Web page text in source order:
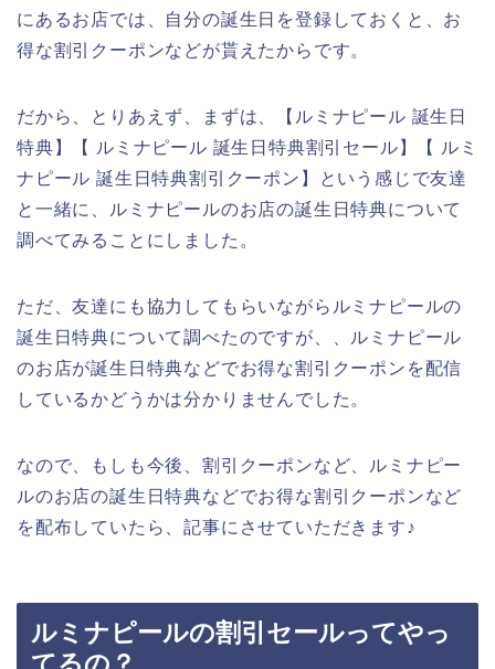
にあるお店では、自分の誕生日を登録しておくと、お
得な割引クーポンなどが貰えたからです。
だから、とりあえず、まずは、【ルミナピール 誕生日
特典】【 ルミナピール 誕生日特典割引セール】【 ルミ
ナピール 誕生日特典割引クーポン】という感じで友達
と一緒に、ルミナピールのお店の誕生日特典について
調べてみることにしました。
ただ、友達にも協力してもらいながらルミナピールの
誕生日特典について調べたのですが、、ルミナピール
のお店が誕生日特典などでお得な割引クーポンを配信
しているかどうかは分かりませんでした。
なので、もしも今後、割引クーポンなど、ルミナピー
ルのお店の誕生日特典などでお得な割引クーポンなど
を配布していたら、記事にさせていただきます♪
ルミナピールの割引セールってやっ